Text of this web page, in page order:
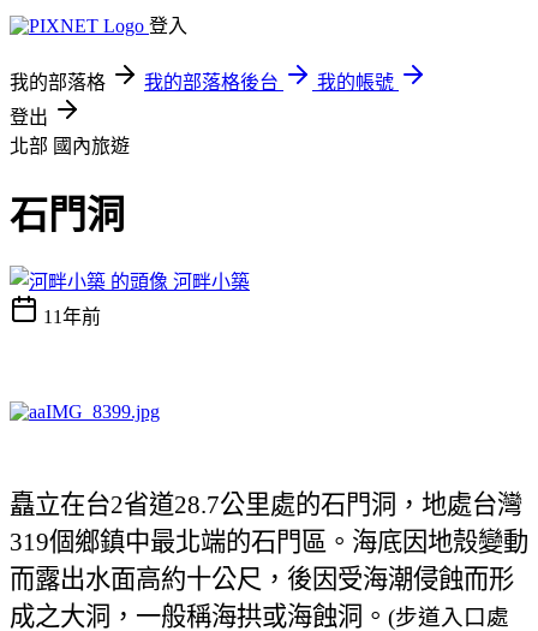
登入
我的部落格 我的部落格後台
我的帳號
登出
北部 國內旅遊
石門洞
河畔小築
11年前
矗立在台2省道28.7公里處的石門洞，地處台灣
319個鄉鎮中最北端的石門區。 海底因地殼變動
而露出水面高約十公尺，後因受海潮侵蝕而形
成之大洞，一般稱海拱或海蝕洞。 (步道入口處